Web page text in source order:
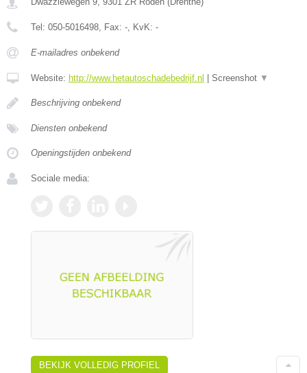
Tel: 050-5016498 , Fax: - , KvK: -
E-mailadres onbekend
Website: http://www.hetautoschadebedrijf.nl | Screenshot ▼
Beschrijving onbekend
Diensten onbekend
Openingstijden onbekend
Sociale media:
BEKIJK VOLLEDIG PROFIEL